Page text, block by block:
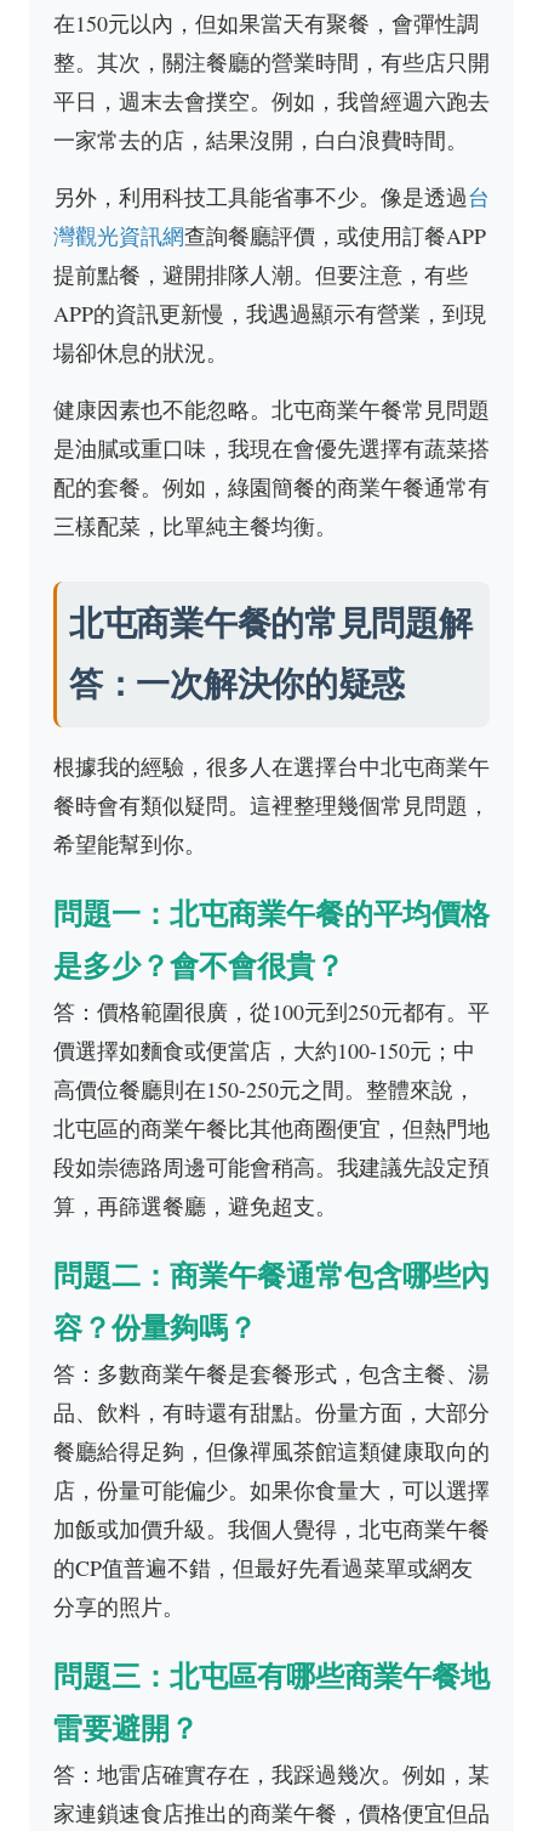
在150元以內，但如果當天有聚餐，會彈性調
整。其次，關注餐廳的營業時間，有些店只開
平日，週末去會撲空。例如，我曾經週六跑去
一家常去的店，結果沒開，白白浪費時間。
另外，利用科技工具能省事不少。像是透過台
灣觀光資訊網查詢餐廳評價，或使用訂餐APP
提前點餐，避開排隊人潮。但要注意，有些
APP的資訊更新慢，我遇過顯示有營業，到現
場卻休息的狀況。
健康因素也不能忽略。北屯商業午餐常見問題
是油膩或重口味，我現在會優先選擇有蔬菜搭
配的套餐。例如，綠園簡餐的商業午餐通常有
三樣配菜，比單純主餐均衡。
北屯商業午餐的常見問題解
答：一次解決你的疑惑
根據我的經驗，很多人在選擇台中北屯商業午
餐時會有類似疑問。這裡整理幾個常見問題，
希望能幫到你。
問題一：北屯商業午餐的平均價格
是多少？會不會很貴？
答：價格範圍很廣，從100元到250元都有。平
價選擇如麵食或便當店，大約100-150元；中
高價位餐廳則在150-250元之間。整體來說，
北屯區的商業午餐比其他商圈便宜，但熱門地
段如崇德路周邊可能會稍高。我建議先設定預
算，再篩選餐廳，避免超支。
問題二：商業午餐通常包含哪些內
容？份量夠嗎？
答：多數商業午餐是套餐形式，包含主餐、湯
品、飲料，有時還有甜點。份量方面，大部分
餐廳給得足夠，但像禪風茶館這類健康取向的
店，份量可能偏少。如果你食量大，可以選擇
加飯或加價升級。我個人覺得，北屯商業午餐
的CP值普遍不錯，但最好先看過菜單或網友
分享的照片。
問題三：北屯區有哪些商業午餐地
雷要避開？
答：地雷店確實存在，我踩過幾次。例如，某
家連鎖速食店推出的商業午餐，價格便宜但品